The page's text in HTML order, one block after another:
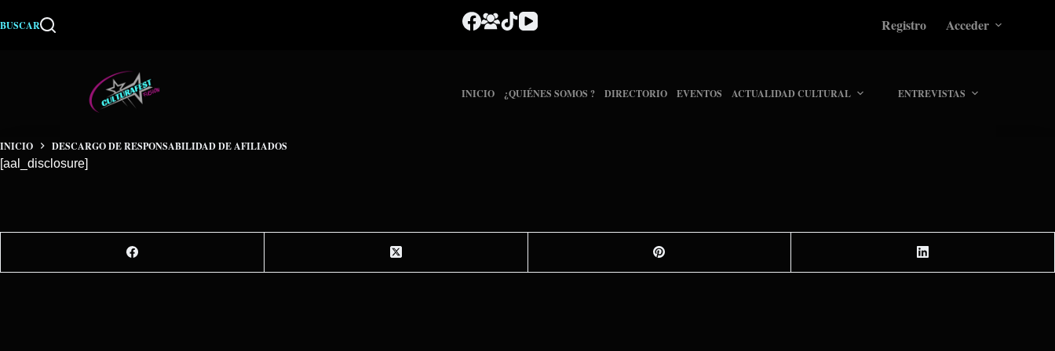
al
BUSCAR Registro Acceder
INICIO ¿QUIÉNES SOMOS ? DIRECTORIO EVENTOS ACTUALIDAD CULTURAL ENTREVISTAS
INICIO
DESCARGO DE RESPONSABILIDAD DE AFILIADOS
[aal_disclosure]